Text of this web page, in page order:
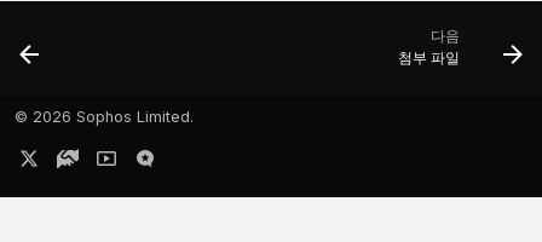
다음
첨부 파일
© 2026 Sophos Limited.